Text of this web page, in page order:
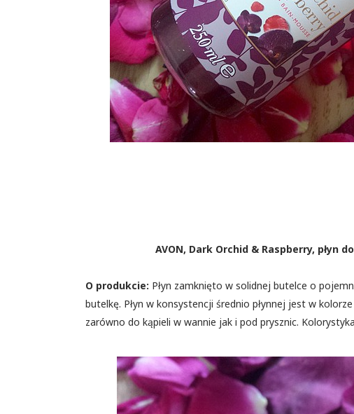
AVON, Dark Orchid & Raspberry, płyn
O produkcie: Płyn zamknięto w solidnej butelce o
butelkę. Płyn w konsystencji średnio płynnej jest w
zarówno do kąpieli w wannie jak i pod prysznic.